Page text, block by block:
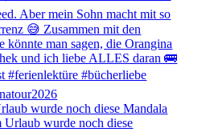
wurde noch diese Mandala